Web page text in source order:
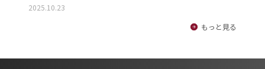
2025.10.23
もっと見る